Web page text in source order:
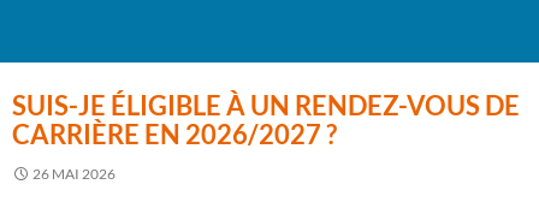
SUIS-JE ÉLIGIBLE À UN RENDEZ-VOUS DE
CARRIÈRE EN 2026/2027 ?
26 MAI 2026